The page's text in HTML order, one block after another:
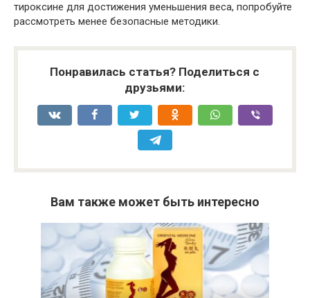
тироксине для достижения уменьшения веса, попробуйте
рассмотреть менее безопасные методики.
Понравилась статья? Поделиться с
друзьями:
Вам также может быть интересно